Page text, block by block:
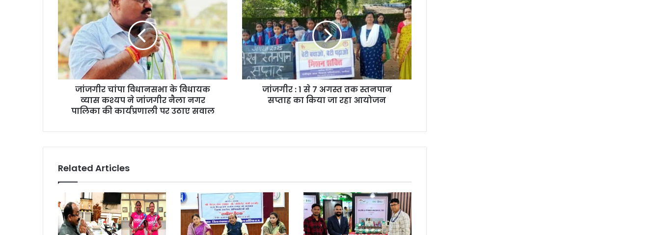
विधानसभा
के
विधायक
व्यास
कश्यप
ने
जांजगीर
पालिका
उठाए
जांजगीर चांपा विधानसभा के विधायक
व्यास कश्यप ने जांजगीर नैला नगर
पालिका की कार्यप्रणाली पर उठाए सवाल
:
1
से
7
अगस्त
तक
स्तनपान
सप्ताह
जांजगीर : 1 से 7 अगस्त तक स्तनपान
सप्ताह का किया जा रहा आयोजन
Related Articles